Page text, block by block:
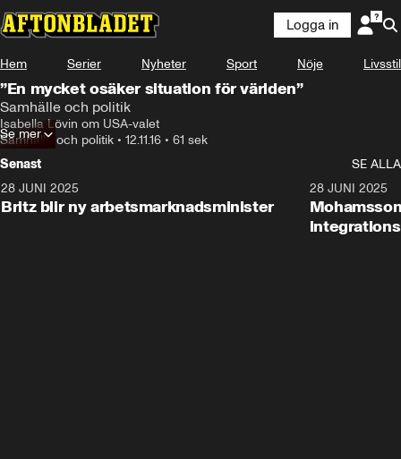
Logga in
Hem Serier Nyheter Sport Nöje Livsstil
”En mycket osäker situation för världen”
Samhälle och politik
Isabella Lövin om USA-valet
Samhälle och politik • 12.11.16 • 61 sek
Se mer
Senast
SE ALLA
28 JUNI 2025
Britz blir ny arbetsmarknadsminister
28 JUNI 2025